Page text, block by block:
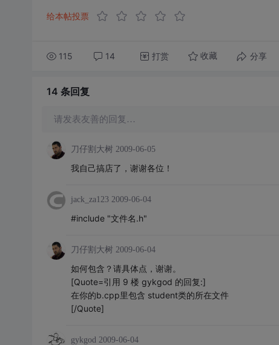
给本帖投票
115 14 打赏 收藏 分享
14 条回复
请发表友善的回复…
刀仔割大树 2009-06-05
我自己搞店了，谢谢各位！
jack_za123 2009-06-04
#include "文件名.h"
刀仔割大树 2009-06-04
如何包含？请具体点，谢谢。
[Quote=引用 9 楼 gykgod 的回复:]
在你的b.cpp里包含 student类的所在文件
[/Quote]
gykgod 2009-06-04